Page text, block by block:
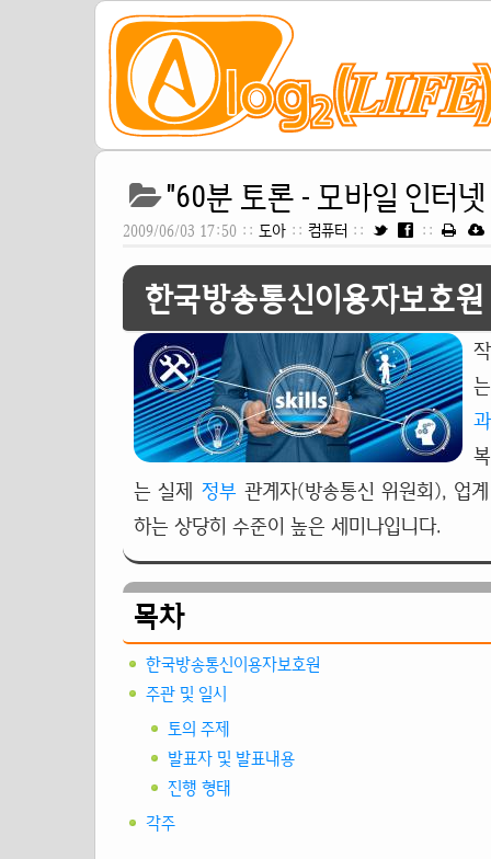
"60분 토론 - 모바일 인터
2009/06/03 17:50 :: 도아 :: 컴퓨터 :: ::
한국방송통신이용자보호원
는 실제 정부 관계자(방송통신 위원회), 업
하는 상당히 수준이 높은 세미나입니다.
목차
한국방송통신이용자보호원
주관 및 일시
토의 주제
발표자 및 발표내용
진행 형태
각주